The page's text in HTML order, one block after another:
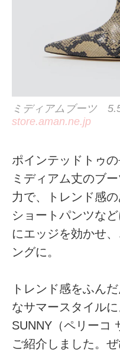
ミディアムブーツ
store.aman.ne.jp
ポインテッドトゥ
ミディアム丈のブ
力で、トレンド感
ショートパンツな
にエッジを効かせ
ングに。
トレンド感をふん
なサマースタイル
SUNNY（ペリーコ
ご紹介しました。